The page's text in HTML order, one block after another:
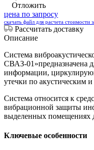
Отложить
цена по запросу
скачать файл для расчета стоимости
Рассчитать доставку
Описание
Система
СВАЗ-01»предназначена
информации,
утечки по акустическим
Система относится к
вибрационной защиты
выделенных помещениях
Ключевые особенности